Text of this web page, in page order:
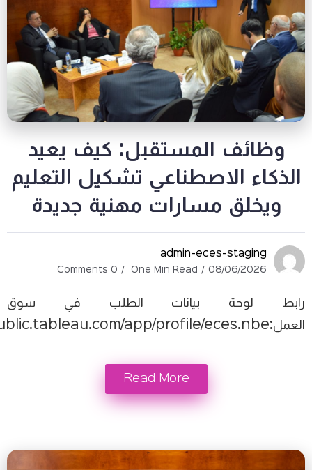
المستقبل: كيف يعيد
الاصطناعي تشكيل التعليم
مسارات مهنية جديدة
admin-eces-
08/06/
One Min Read
0 Comments
بيانات الطلب في سوق
Read More